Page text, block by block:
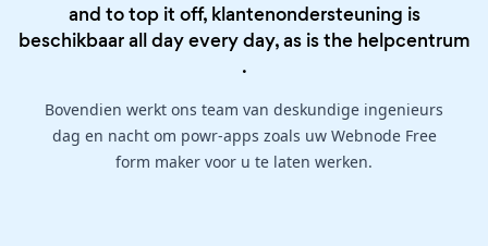
and to top it off, klantenondersteuning is
beschikbaar all day every day, as is the helpcentrum
.
Bovendien werkt ons team van deskundige ingenieurs
dag en nacht om powr-apps zoals uw Webnode Free
form maker voor u te laten werken.